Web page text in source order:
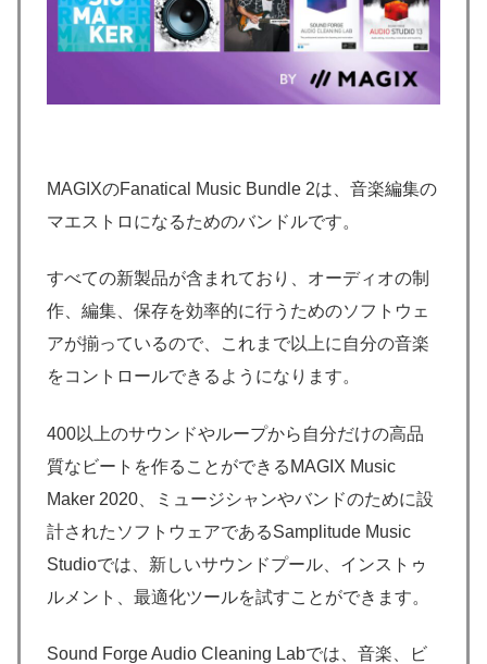
MAGIXのFanatical Music Bundle 2は、音楽編集の
マエストロになるためのバンドルです。
すべての新製品が含まれており、オーディオの制
作、編集、保存を効率的に行うためのソフトウェ
アが揃っているので、これまで以上に自分の音楽
をコントロールできるようになります。
400以上のサウンドやループから自分だけの高品
質なビートを作ることができるMAGIX Music
Maker 2020、ミュージシャンやバンドのために設
計されたソフトウェアであるSamplitude Music
Studioでは、新しいサウンドプール、インストゥ
ルメント、最適化ツールを試すことができます。
Sound Forge Audio Cleaning Labでは、音楽、ビ